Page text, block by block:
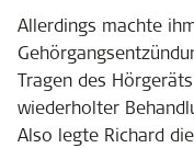
Allerdings machte
Tragen des
wiederholter
Also legte Richard